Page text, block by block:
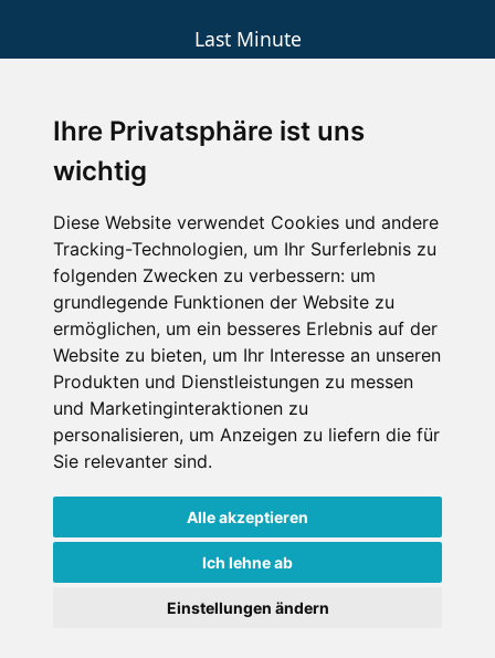
Ihre Privatsphäre ist uns
wichtig
Diese Website verwendet Cookies und andere
Tracking-Technologien, um Ihr Surferlebnis zu
folgenden Zwecken zu verbessern: um
grundlegende Funktionen der Website zu
ermöglichen, um ein besseres Erlebnis auf der
Website zu bieten, um Ihr Interesse an unseren
Produkten und Dienstleistungen zu messen
und Marketinginteraktionen zu
personalisieren, um Anzeigen zu liefern die für
Sie relevanter sind.
Alle akzeptieren
Ich lehne ab
Einstellungen ändern
Last Minute
Wellness
SCHNEEHÖHEN SKI APP
Die Schneehoehen Ski APP für iOS und Android - Ein
Muss für alle Wintersportler und Schneefreaks!
Impressum
Datenschutz
Nutzungsbedingungen
Kontakt
Portale
FAQ Newsletter Mediadaten